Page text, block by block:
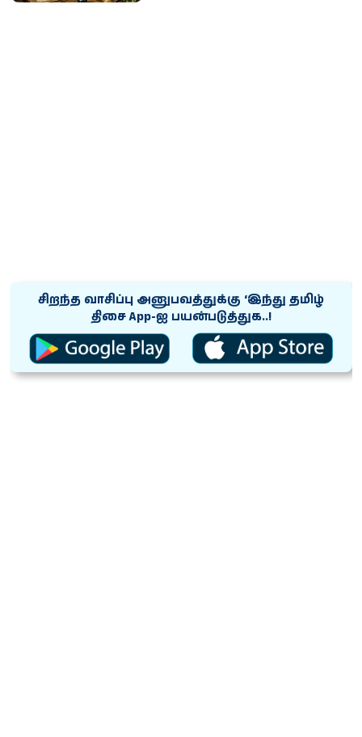
சிறந்த வாசிப்பு அனுபவத்துக்கு ‘இந்து தமிழ்
திசை App-ஐ பயன்படுத்துக..!